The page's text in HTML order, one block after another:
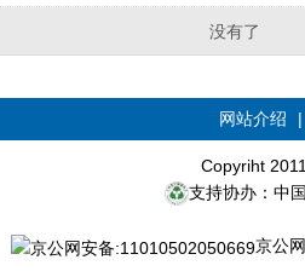
没有了
网站介绍
Copyriht
支持协办：中
京公